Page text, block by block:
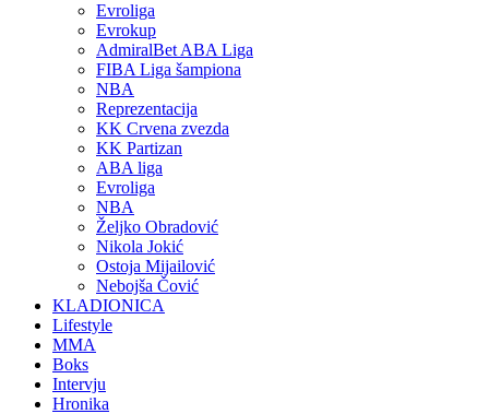
Evroliga
Evrokup
AdmiralBet ABA Liga
FIBA Liga šampiona
NBA
Reprezentacija
KK Crvena zvezda
KK Partizan
ABA liga
Evroliga
NBA
Željko Obradović
Nikola Jokić
Ostoja Mijailović
Nebojša Čović
KLADIONICA
Lifestyle
MMA
Boks
Intervju
Hronika